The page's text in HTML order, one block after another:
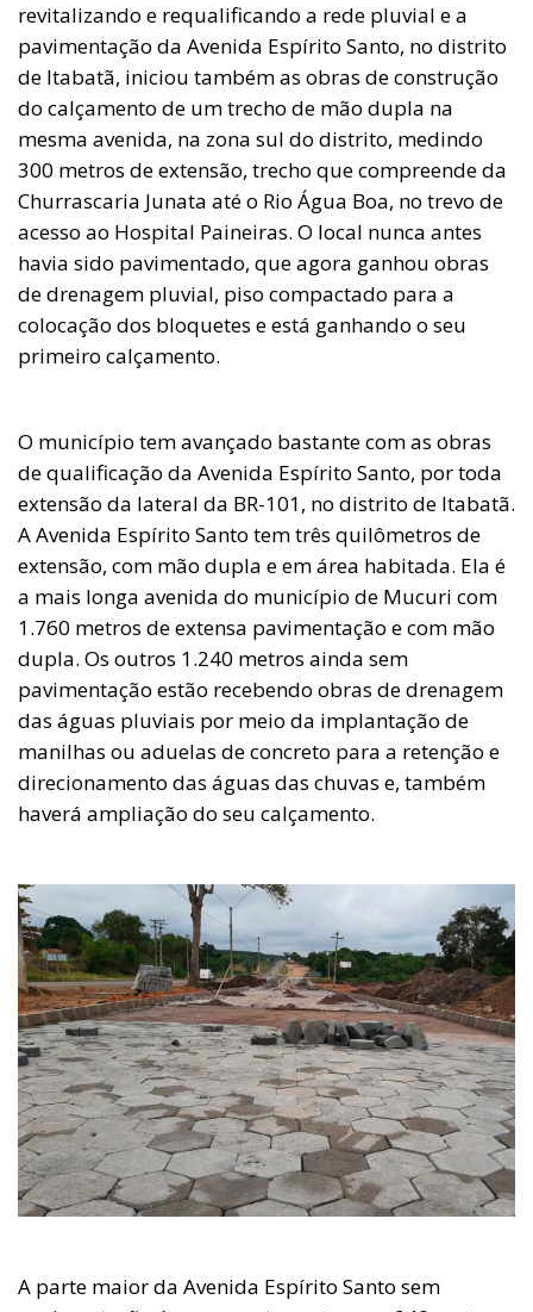
revitalizando e requalificando a rede pluvial e a
pavimentação da Avenida Espírito Santo, no distrito
de Itabatã, iniciou também as obras de construção
do calçamento de um trecho de mão dupla na
mesma avenida, na zona sul do distrito, medindo
300 metros de extensão, trecho que compreende da
Churrascaria Junata até o Rio Água Boa, no trevo de
acesso ao Hospital Paineiras. O local nunca antes
havia sido pavimentado, que agora ganhou obras
de drenagem pluvial, piso compactado para a
colocação dos bloquetes e está ganhando o seu
primeiro calçamento.
O município tem avançado bastante com as obras
de qualificação da Avenida Espírito Santo, por toda
extensão da lateral da BR-101, no distrito de Itabatã.
A Avenida Espírito Santo tem três quilômetros de
extensão, com mão dupla e em área habitada. Ela é
a mais longa avenida do município de Mucuri com
1.760 metros de extensa pavimentação e com mão
dupla. Os outros 1.240 metros ainda sem
pavimentação estão recebendo obras de drenagem
das águas pluviais por meio da implantação de
manilhas ou aduelas de concreto para a retenção e
direcionamento das águas das chuvas e, também
haverá ampliação do seu calçamento.
A parte maior da Avenida Espírito Santo sem